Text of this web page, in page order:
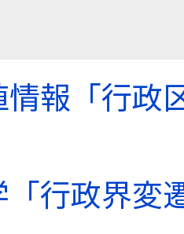
情報「行政
行政界変